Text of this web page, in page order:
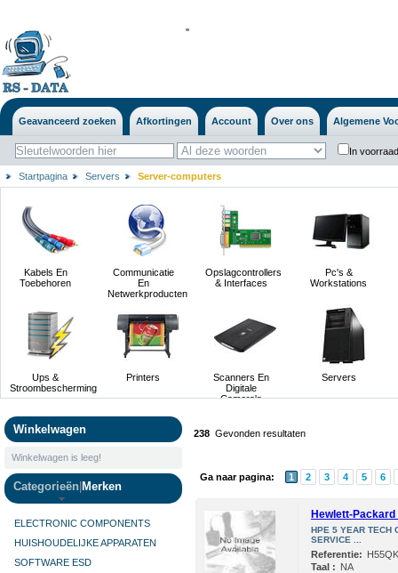
''
Geavanceerd zoeken Afkortingen Account Over ons Algemene
In
Startpagina Servers Server-computers
Kabels En
Toebehoren
Communicatie
En
Netwerkproducten
Opslagcontrollers
& Interfaces
Pc's &
Workstations
Ups &
Stroombescherming
Printers
Scanners En
Digitale
Camera's
Servers
Winkelwagen
Winkelwagen is leeg!
Categorieën Merken
ELECTRONIC COMPONENTS
HUISHOUDELIJKE APPARATEN
SOFTWARE ESD
238 Gevonden resultaten
Ga naar pagina: 1 2 3 4 5 6
Hewlett-
HPE 5 YEAR TECH
SERVICE ...
Referentie:
Taal : NA